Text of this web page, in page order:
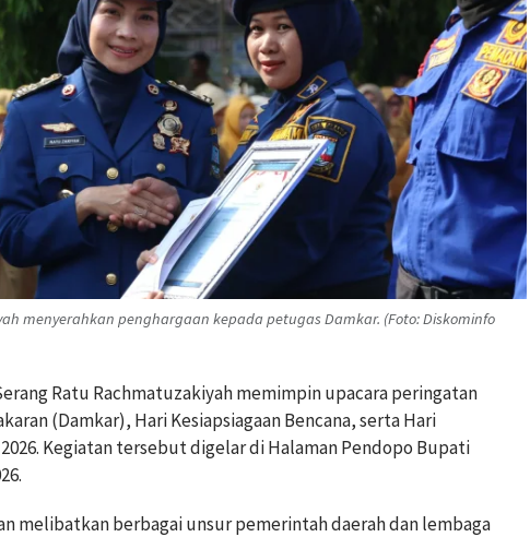
menyerahkan penghargaan kepada petugas Damkar. (Foto: Diskominfo
Ratu Rachmatuzakiyah memimpin upacara peringatan
(Damkar), Hari Kesiapsiagaan Bencana, serta Hari
Kegiatan tersebut digelar di Halaman Pendopo Bupati
melibatkan berbagai unsur pemerintah daerah dan lembaga